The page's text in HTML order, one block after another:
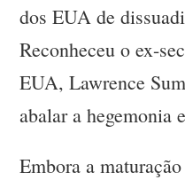
dos EUA de
Reconheceu o ex-
EUA, Lawrence
abalar a hegemonia
Embora a